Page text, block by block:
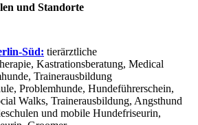
und Standorte
Süd: tierärztliche
Kastrationsberatung, Medical
Trainerausbildung
Problemhunde, Hundeführerschein,
Walks, Trainerausbildung, Angsthund
und mobile Hundefriseurin,